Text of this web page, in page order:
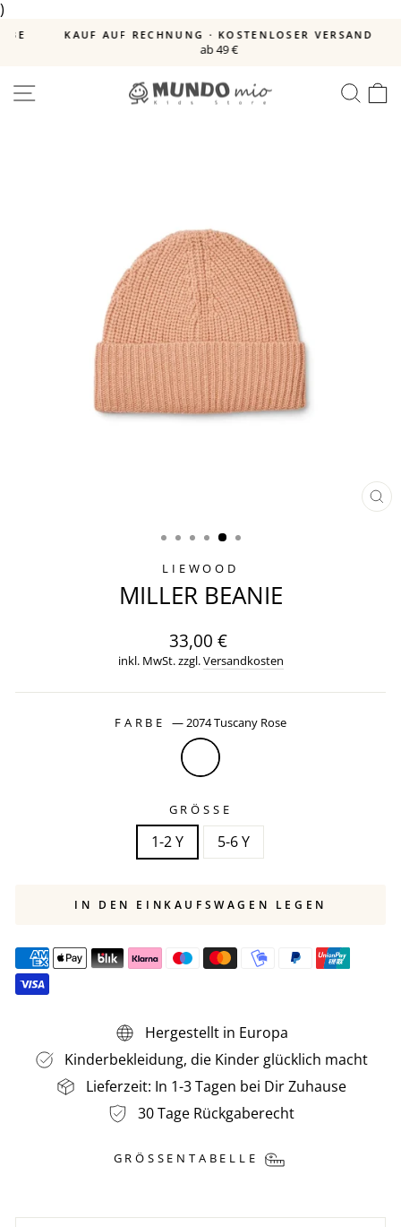
)
zum
Pause
KAUF AUF RECHNUNG · KOSTENLOSER VERSAND
ab 49 €
SEITENNAVIGATION
LIEWOOD
MILLER BEANIE
Normaler
Preis
33,00 €
inkl. MwSt. zzgl.Versandkosten
FARBE —2074 Tuscany Rose
GRÖSSE
1-2 Y 5-6 Y
IN DEN EINKAUFSWAGEN LEGEN
Hergestellt in Europa
Kinderbekleidung, die Kinder glücklich macht
Lieferzeit: In 1-3 Tagen bei Dir Zuhause
30 Tage Rückgaberecht
GRÖSSENTABELLE